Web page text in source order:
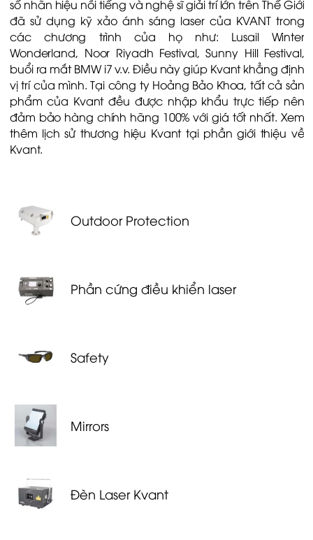
số nhãn hiệu nổi tiếng và nghệ sĩ giải trí lớn trên Thế Giới
đã sử dụng kỹ xảo ánh sáng laser của KVANT trong
các chương trình của họ như: Lusail Winter
Wonderland, Noor Riyadh Festival, Sunny Hill Festival,
buổi ra mắt BMW i7 v.v. Điều này giúp Kvant khẳng định
vị trí của mình. Tại công ty Hoảng Bảo Khoa, tất cả sản
phẩm của Kvant đều được nhập khẩu trực tiếp nên
đảm bảo hàng chính hãng 100% với giá tốt nhất. Xem
thêm lịch sử thương hiệu Kvant tại phầngiới thiệu về
Kvant.
Outdoor Protection
Phần cứng điều khiển laser
Safety
Mirrors
Đèn Laser Kvant